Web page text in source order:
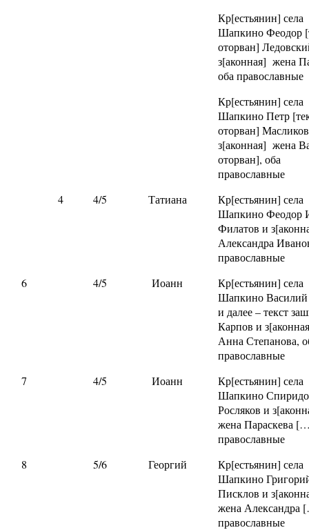
Кр[естьянин] села
Шапкино Феодор
оторван]
з[аконная] жена
оба православные
Кр[естьянин] села
Шапкино Петр
оторван]
з[аконная] жена
оторван], оба
православные
4
4/5 Татиана
Кр[естьянин] села
Шапкино Феодор
Филатов и
Александра
православные
6
4/5 Иоанн
Кр[естьянин] села
Шапкино Василий
и далее – текст
Карпов и
Анна Степанова,
православные
7
4/5 Иоанн
Кр[естьянин] села
Шапкино
Росляков и
жена Параскева
православные
8
5/6 Георгий
Кр[естьянин] села
Шапкино
Писклов и
жена Александра
православные